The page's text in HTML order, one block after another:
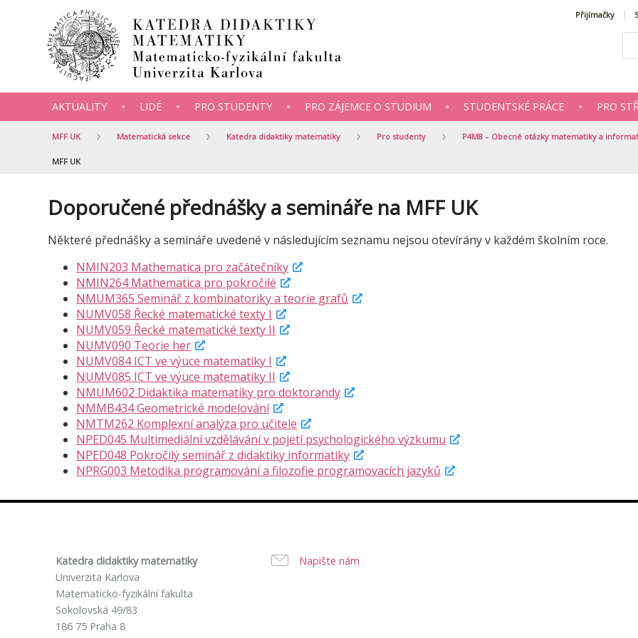
Přijímačky
AKTUALITY LIDÉ PRO STUDENTY PRO ZÁJEMCE O STUDIUM STUDENTSKÉ PRÁCE PRO
MFF UK Matematická sekce Katedra didaktiky matematiky Pro studenty P4M8 – Obecné otázky matematiky a
MFF UK
Doporučené přednášky a semináře na MFF UK
Některé přednášky a semináře uvedené v následujícím seznamu nejsou otevírány v každém školním roce.
NMIN203 Mathematica pro začátečníky
NMIN264 Mathematica pro pokročilé
NMUM365 Seminář z kombinatoriky a teorie grafů
NUMV058 Řecké matematické texty I
NUMV059 Řecké matematické texty II
NUMV090 Teorie her
NUMV084 ICT ve výuce matematiky I
NUMV085 ICT ve výuce matematiky II
NMUM602 Didaktika matematiky pro doktorandy
NMMB434 Geometrické modelování
NMTM262 Komplexní analýza pro učitele
NPED045 Multimediální vzdělávání v pojetí psychologického výzkumu
NPED048 Pokročilý seminář z didaktiky informatiky
NPRG003 Metodika programování a filozofie programovacích jazyků
Katedra didaktiky matematiky
Univerzita Karlova
Matematicko-fyzikální fakulta
Sokolovská 49/83
186 75 Praha 8
Napište nám